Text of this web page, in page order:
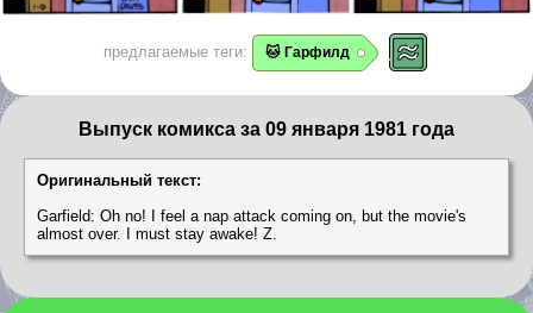
предлагаемые теги: 🐱 Гарфилд
Выпуск комикса за 09 января 1981 года
Оригинальный текст:
Garfield: Oh no! I feel a nap attack coming on, but the movie's
almost over. I must stay awake! Z.